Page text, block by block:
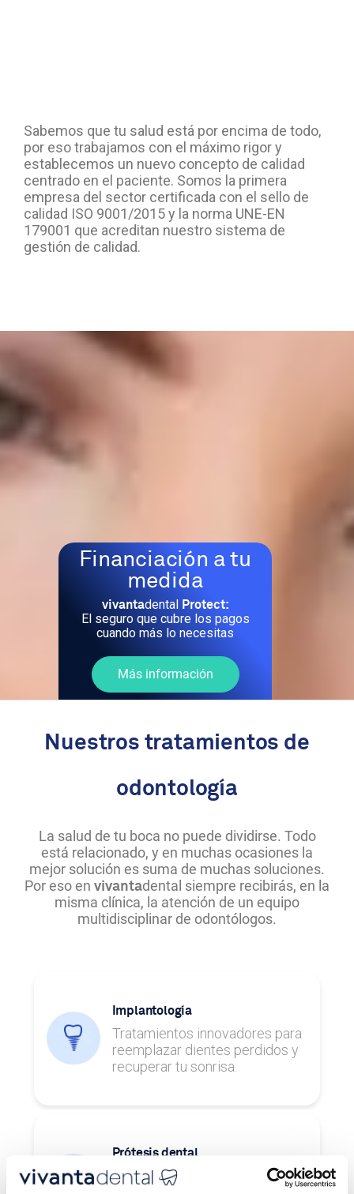
Sabemos que tu salud está por encima de todo,
por eso trabajamos con el máximo rigor y
establecemos un nuevo concepto de calidad
centrado en el paciente. Somos la primera
empresa del sector certificada con el sello de
calidad ISO 9001/2015 y la norma UNE-EN
179001 que acreditan nuestro sistema de
gestión de calidad.
Financiación a tu
medida
vivantadental Protect:
El seguro que cubre los pagos
cuando más lo necesitas
Más información
Nuestros tratamientos de
odontología
La salud de tu boca no puede dividirse. Todo
está relacionado, y en muchas ocasiones la
mejor solución es suma de muchas soluciones.
Por eso en vivantadental siempre recibirás, en la
misma clínica, la atención de un equipo
multidisciplinar de odontólogos.
Implantología
Tratamientos innovadores para
reemplazar dientes perdidos y
recuperar tu sonrisa.
Prótesis dental
Tratamientos para restaurar uno